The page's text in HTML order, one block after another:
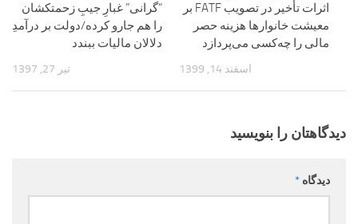
“گرانی” غبارِ جیبِ زحمتکشان
را هم جارو کرده/دولت بر درآمدِ
دلالان مالیات ببندد
تیر 27, 1397
اثرات تأخیر در تصویب FATF بر
معیشت خانوارها هزینه حصر
مالی را چه‌کسی می‌پردازد
اسفند 14, 1399
دیدگاهتان را بنویسید
دیدگاه *